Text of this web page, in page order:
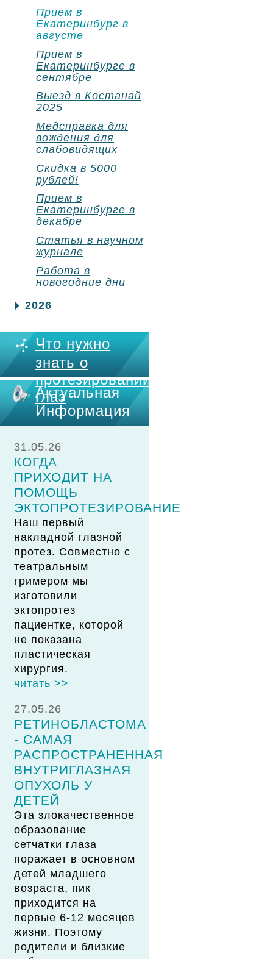
Прием в
Екатеринбург в
августе
Прием в
Екатеринбурге в
сентябре
Выезд в Костанай
2025
Медсправка для
вождения для
слабовидящих
Скидка в 5000
рублей!
Прием в
Екатеринбурге в
декабре
Статья в научном
журнале
Работа в
новогодние дни
2026
Что нужно
знать о
протезировании
глаз
Актуальная
Информация
31.05.26
КОГДА
ПРИХОДИТ НА
ПОМОЩЬ
ЭКТОПРОТЕЗИРОВАНИЕ
Наш первый
накладной глазной
протез. Совместно с
театральным
гримером мы
изготовили
эктопротез
пациентке, которой
не показана
пластическая
хирургия.
читать >>
27.05.26
РЕТИНОБЛАСТОМА
- САМАЯ
РАСПРОСТРАНЕННАЯ
ВНУТРИГЛАЗНАЯ
ОПУХОЛЬ У
ДЕТЕЙ
Эта злокачественное
образование
сетчатки глаза
поражает в основном
детей младшего
возраста, пик
приходится на
первые 6-12 месяцев
жизни. Поэтому
родители и близкие